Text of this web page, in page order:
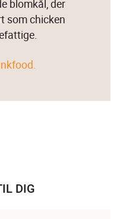
blomkål, der
som chicken
DIG